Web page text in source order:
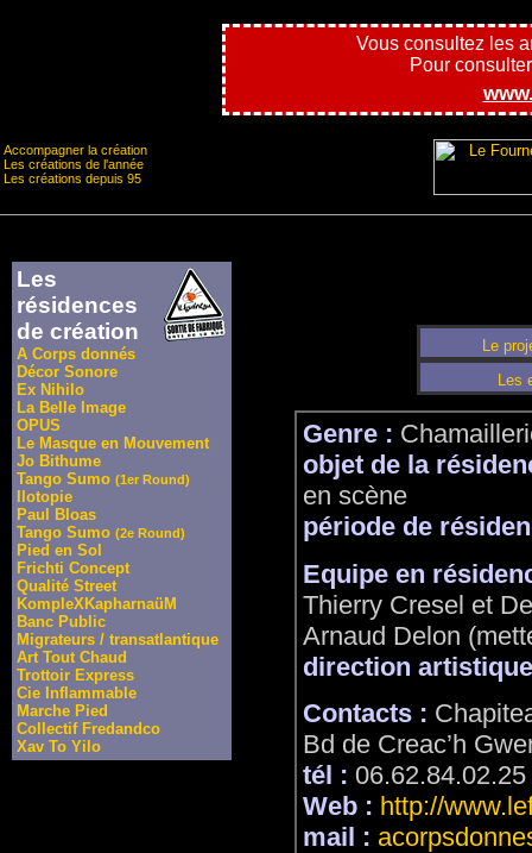
Vous consultez les
Pour
Accompagner la création
Les créations de l'année
Les créations depuis 95
Les
résidences
de création
A Corps donnés
Décor Sonore
Ex Nihilo
La Belle Image
OPUS
Le Masque en Mouvement
Jo Bithume
Tango Sumo (1er Round)
Ilotopie
Paul Bloas
Tango Sumo (2e Round)
Pied en Sol
Frichti Concept
Qualité Street
KompleXKapharnaüM
Banc Public
Migrateurs / transatlantique
Art Tout Chaud
Trottoir Express
Cie Inflammable
Marche Pied
Collectif Fredandco
Xav To Yilo
Le
Genre :
objet de la
en scène
période de
Equipe en
Thierry Cresel et
Arnaud Delon
direction
Contacts :
Bd de Creac’h
tél : 06.62.84.02.25
Web : http://
mail :